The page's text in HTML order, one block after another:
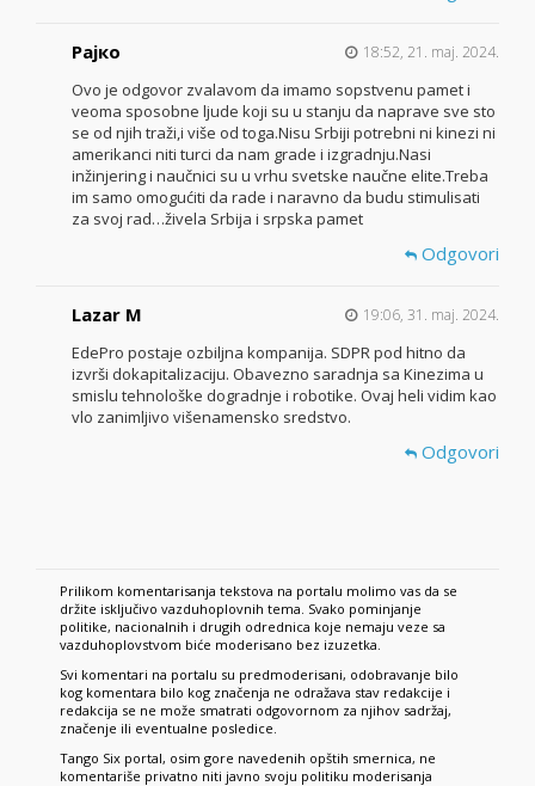
Рајко 18:52, 21. maj. 2024.
Ovo je odgovor zvalavom da imamo sopstvenu pamet i
veoma sposobne ljude koji su u stanju da naprave sve sto
se od njih traži,i više od toga.Nisu Srbiji potrebni ni kinezi ni
amerikanci niti turci da nam grade i izgradnju.Nasi
inžinjering i naučnici su u vrhu svetske naučne elite.Treba
im samo omogućiti da rade i naravno da budu stimulisati
za svoj rad…živela Srbija i srpska pamet
Odgovori
Lazar M 19:06, 31. maj. 2024.
EdePro postaje ozbiljna kompanija. SDPR pod hitno da
izvrši dokapitalizaciju. Obavezno saradnja sa Kinezima u
smislu tehnološke dogradnje i robotike. Ovaj heli vidim kao
vlo zanimljivo višenamensko sredstvo.
Odgovori
Prilikom komentarisanja tekstova na portalu molimo vas da se
držite isključivo vazduhoplovnih tema. Svako pominjanje
politike, nacionalnih i drugih odrednica koje nemaju veze sa
vazduhoplovstvom biće moderisano bez izuzetka.
Svi komentari na portalu su predmoderisani, odobravanje bilo
kog komentara bilo kog značenja ne odražava stav redakcije i
redakcija se ne može smatrati odgovornom za njihov sadržaj,
značenje ili eventualne posledice.
Tango Six portal, osim gore navedenih opštih smernica, ne
komentariše privatno niti javno svoju politiku moderisanja